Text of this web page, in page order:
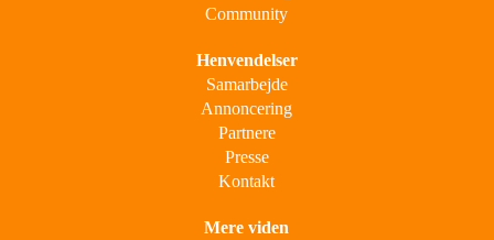
Community
Henvendelser
Samarbejde
Annoncering
Partnere
Presse
Kontakt
Mere viden